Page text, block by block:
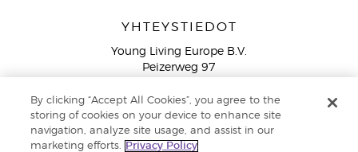
YHTEYSTIEDOT
Young Living Europe B.V.
Peizerweg 97
Netherlands
Ilmainen yhteydenotto lankanumeroista Suomesta
913 239
By clicking “Accept All Cookies”, you agree to the
storing of cookies on your device to enhance site
navigation, analyze site usage, and assist in our
marketing efforts.
Privacy Policy